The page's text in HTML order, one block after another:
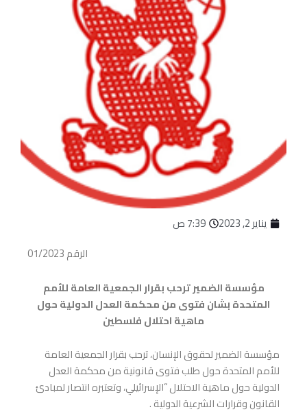
يناير 2, 2023
7:39 ص
الرقم 01/2023
مؤسسة الضمير ترحب بقرار الجمعية العامة للأمم
المتحدة بشان فتوى من محكمة العدل الدولية حول
ماهية احتلال فلسطين
مؤسسة الضمير لحقوق الإنسان، ترحب بقرار الجمعية العامة
للأمم المتحدة حول طلب فتوى قانونية من محكمة العدل
الدولية حول ماهية الاحتلال “الإسرائيلي، وتعتبره انتصار لمبادئ
القانون وقرارات الشرعية الدولية .